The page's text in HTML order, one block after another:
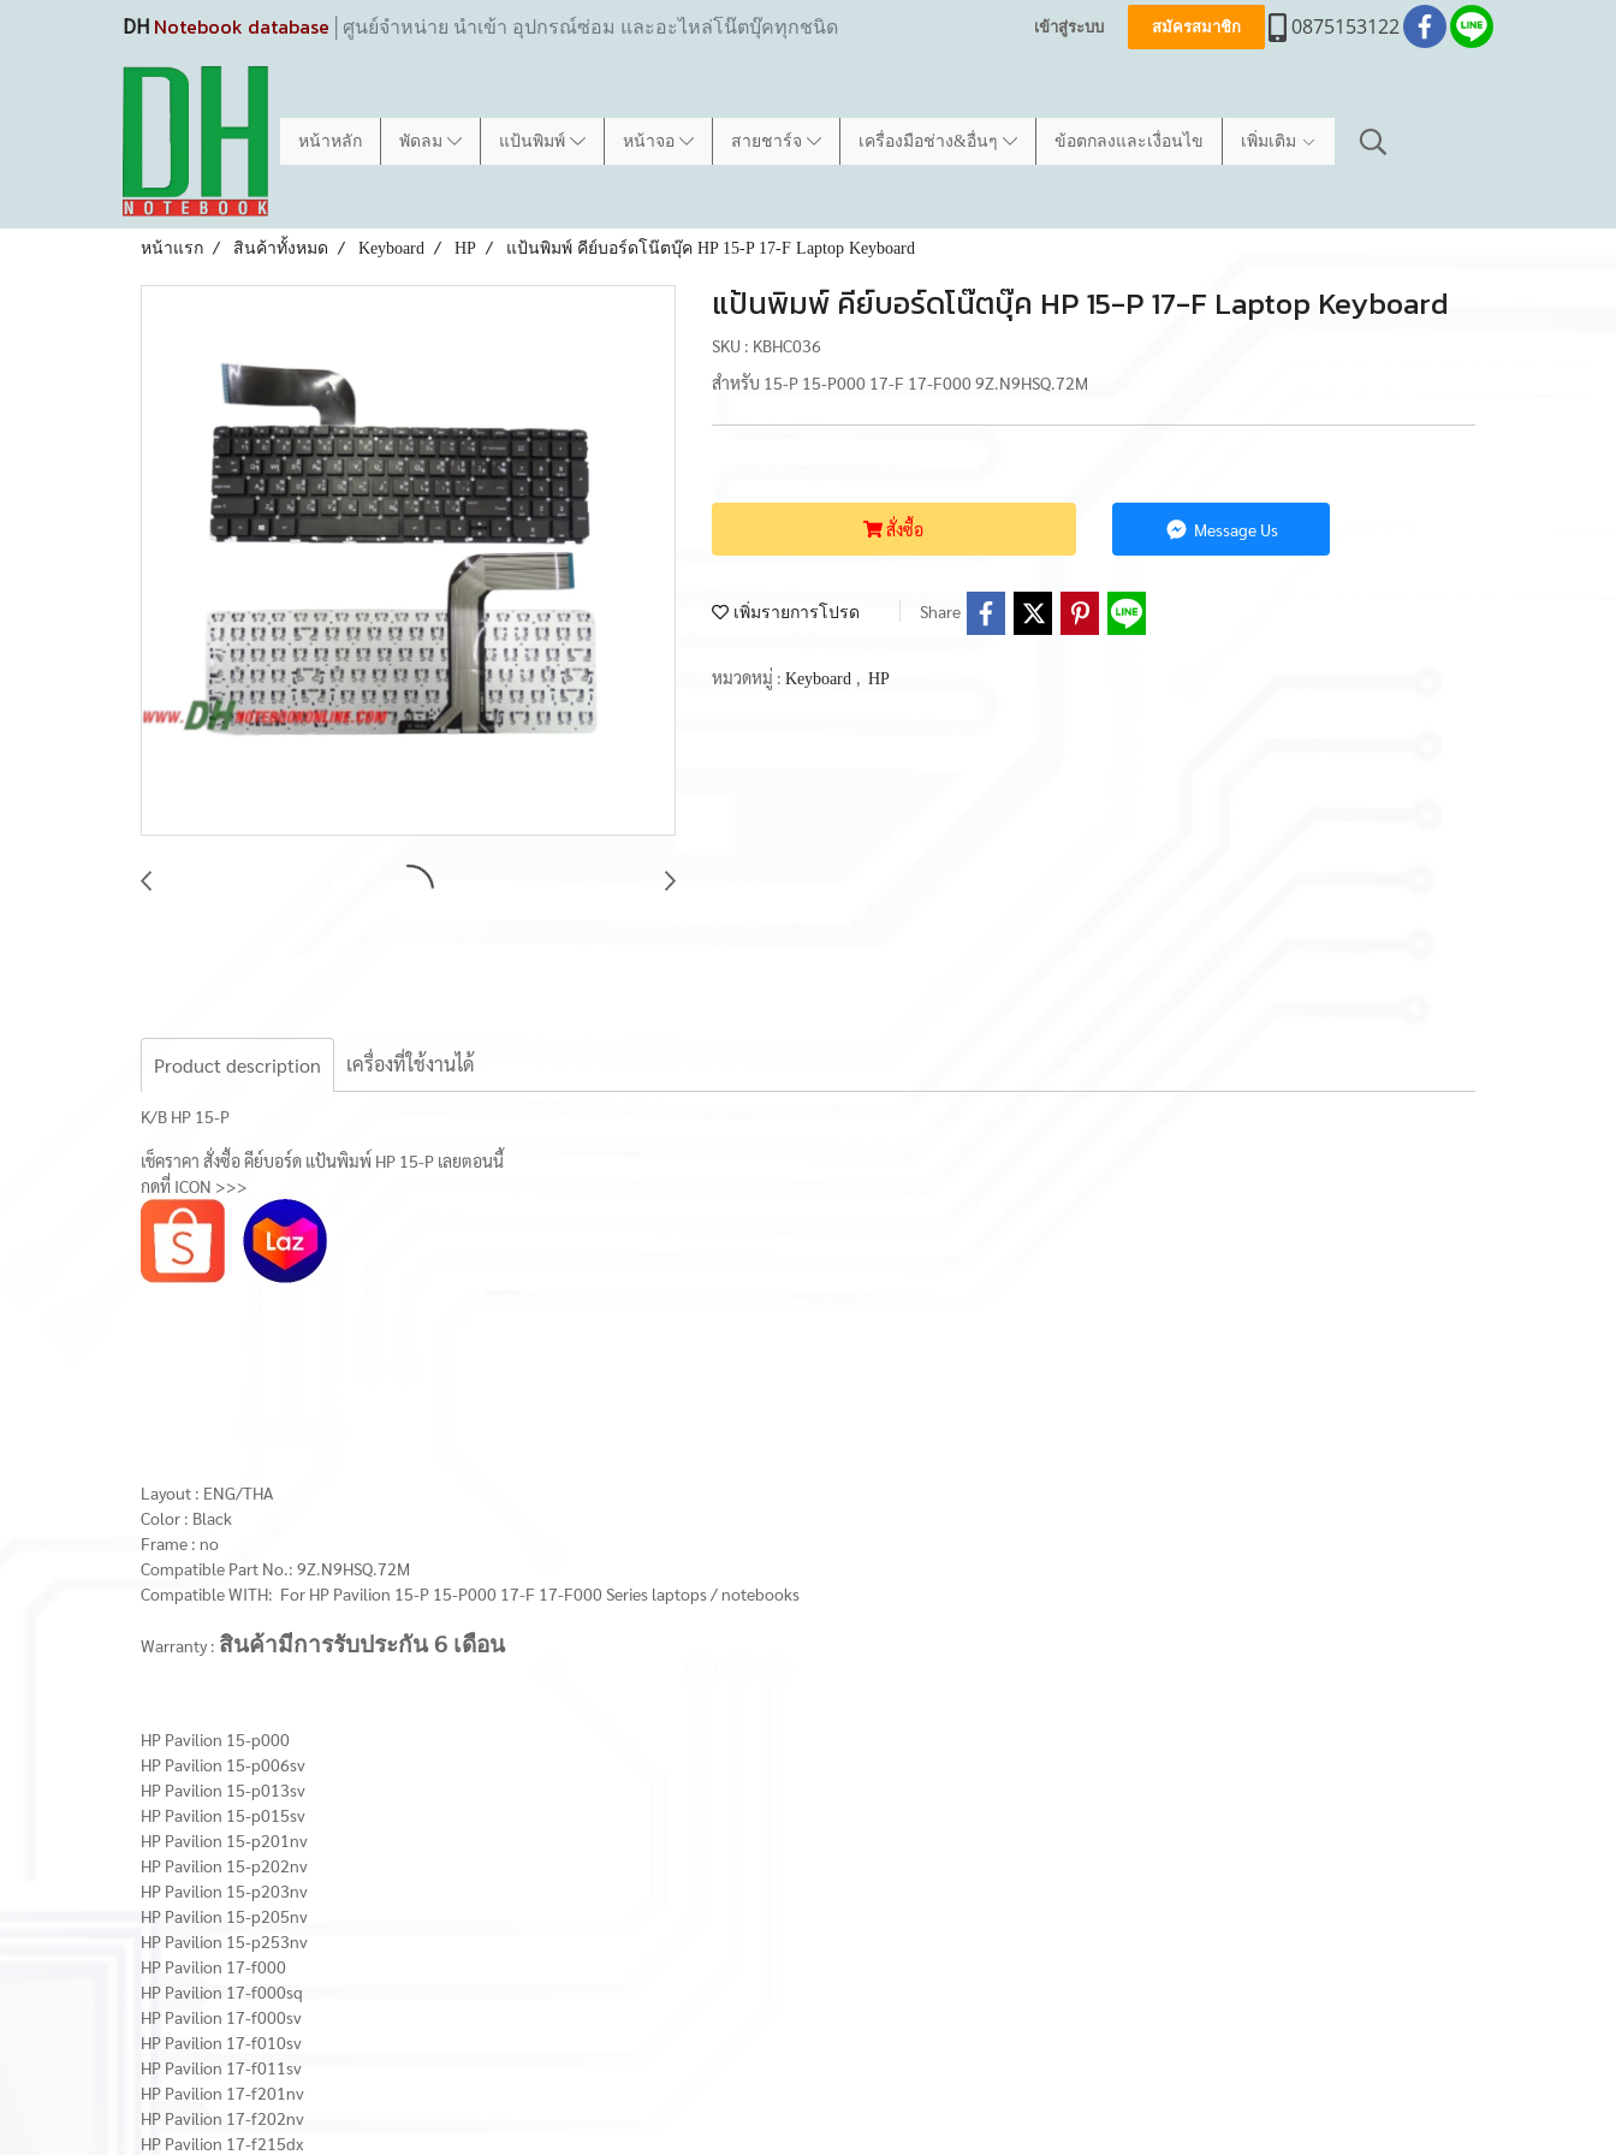
DH Notebook database │ศูนย์จำหน่าย นำเข้า อุปกรณ์ซ่อม และอะไหล่โน๊ตบุ๊คทุกชนิด เข้าสู่ระบบ สมัครสมาชิก 0875153122
หน้าหลัก พัดลม แป้นพิมพ์ หน้าจอ สายชาร์จ เครื่องมือช่าง&อื่นๆ ข้อตกลงและเงื่อนไข เพิ่มเติม
หน้าแรก สินค้าทั้งหมด Keyboard HP แป้นพิมพ์ คีย์บอร์ดโน๊ตบุ๊ค HP 15-P 17-F Laptop Keyboard
แป้นพิมพ์ คีย์บอร์ดโน๊ตบุ๊ค HP 15-P 17-F Laptop Keyboard
SKU : KBHC036
สำหรับ 15-P 15-P000 17-F 17-F000 9Z.N9HSQ.72M
สั่งซื้อ Message Us
เพิ่มรายการโปรด Share
หมวดหมู่ : Keyboard HP
Product description เครื่องที่ใช้งานได้
K/B HP 15-P
เช็คราคา สั่งซื้อ คีย์บอร์ด แป้นพิมพ์ HP 15-P เลยตอนนี้
กดที่ ICON >>>
Layout : ENG/THA
Color : Black
Frame : no
Compatible Part No.: 9Z.N9HSQ.72M
Compatible WITH: For HP Pavilion 15-P 15-P000 17-F 17-F000 Series laptops / notebooks
Warranty : สินค้ามีการรับประกัน 6 เดือน
HP Pavilion 15-p000
HP Pavilion 15-p006sv
HP Pavilion 15-p013sv
HP Pavilion 15-p015sv
HP Pavilion 15-p201nv
HP Pavilion 15-p202nv
HP Pavilion 15-p203nv
HP Pavilion 15-p205nv
HP Pavilion 15-p253nv
HP Pavilion 17-f000
HP Pavilion 17-f000sq
HP Pavilion 17-f000sv
HP Pavilion 17-f010sv
HP Pavilion 17-f011sv
HP Pavilion 17-f201nv
HP Pavilion 17-f202nv
HP Pavilion 17-f215dx